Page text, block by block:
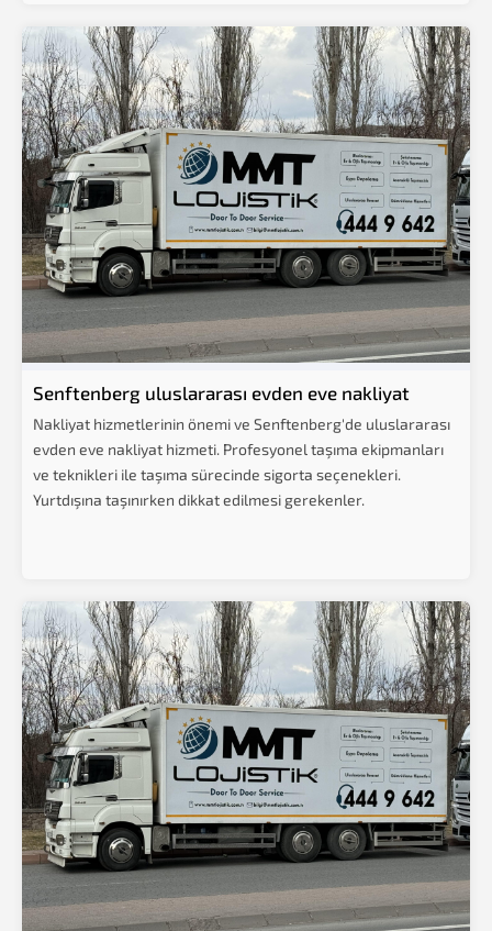
Senftenberg uluslararası evden eve nakliyat
Nakliyat hizmetlerinin önemi ve Senftenberg'de uluslararası
evden eve nakliyat hizmeti. Profesyonel taşıma ekipmanları
ve teknikleri ile taşıma sürecinde sigorta seçenekleri.
Yurtdışına taşınırken dikkat edilmesi gerekenler.